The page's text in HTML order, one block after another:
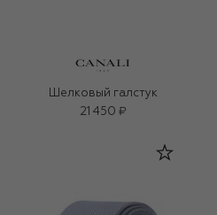
Шелковый галстук
21 450 ₽